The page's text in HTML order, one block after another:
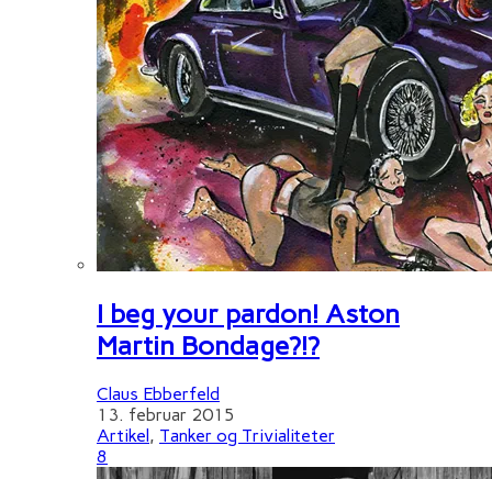
I beg your pardon! Aston
Martin Bondage?!?
Claus Ebberfeld
13. februar 2015
Artikel, Tanker og Trivialiteter
8